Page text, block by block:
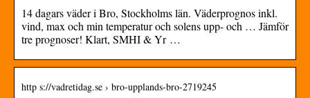
14 dagars väder i Bro, Stockholms län. Väderprognos inkl.
vind, max och min temperatur och solens upp- och … Jämför
tre prognoser! Klart, SMHI & Yr …
http s://vadretidag.se › bro-upplands-bro-2719245